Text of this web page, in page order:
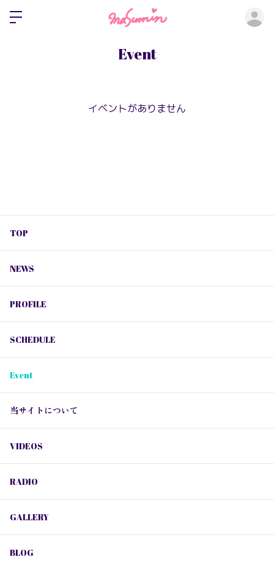
Event
イベントがありません
TOP
NEWS
PROFILE
SCHEDULE
Event
当サイトについて
VIDEOS
RADIO
GALLERY
BLOG